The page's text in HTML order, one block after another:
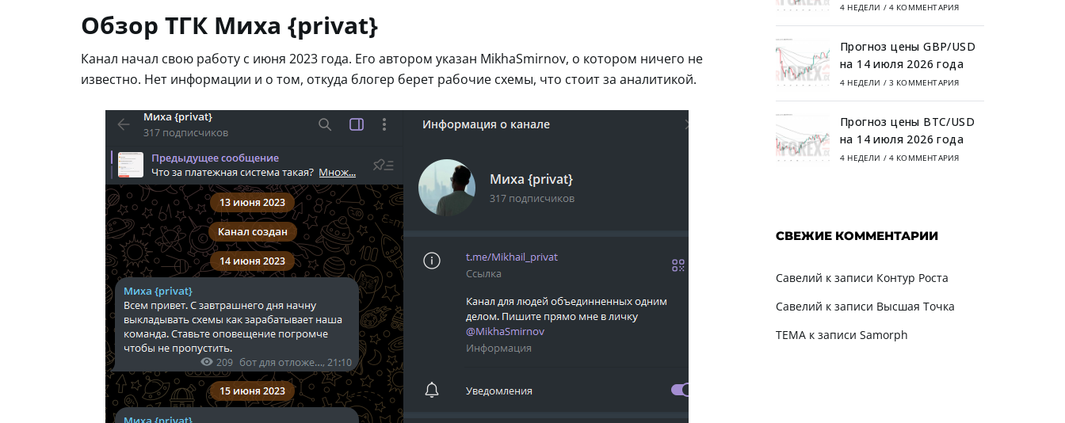
Обзор ТГК Миха {privat}
Канал начал свою работу с июня 2023 года. Его автором указан MikhaSmirnov, о котором ничего не
известно. Нет информации и о том, откуда блогер берет рабочие схемы, что стоит за аналитикой.
4 НЕДЕЛИ / 4 КОММЕНТАРИЯ
Прогноз цены GBP/USD
на 14 июля 2026 года
4 НЕДЕЛИ / 3 КОММЕНТАРИЯ
Прогноз цены BTC/USD
на 14 июля 2026 года
4 НЕДЕЛИ / 4 КОММЕНТАРИЯ
СВЕЖИЕ КОММЕНТАРИИ
Савелий к записи Контур Роста
Савелий к записи Высшая Точка
TEMAк записи Samorph